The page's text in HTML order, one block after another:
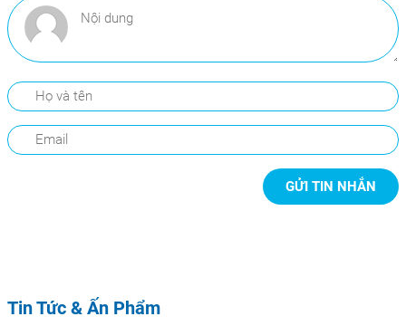
Tin Tức & Ấn Phẩm